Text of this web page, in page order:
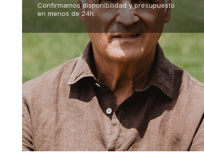
Confirmamos disponibilidad y presupuesto
en menos de 24h.